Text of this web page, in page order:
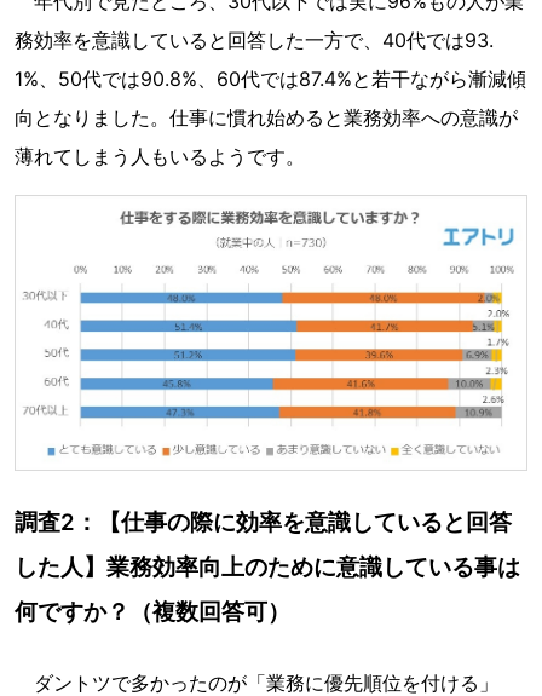
務効率を意識していると回答した一方で、40代では93.
1%、50代では90.8%、60代では87.4%と若干ながら漸減傾
向となりました。仕事に慣れ始めると業務効率への意識が
薄れてしまう人もいるようです。
調査2：【仕事の際に効率を意識していると回答
した人】業務効率向上のために意識している事は
何ですか？（複数回答可）
ダントツで多かったのが「業務に優先順位を付ける」